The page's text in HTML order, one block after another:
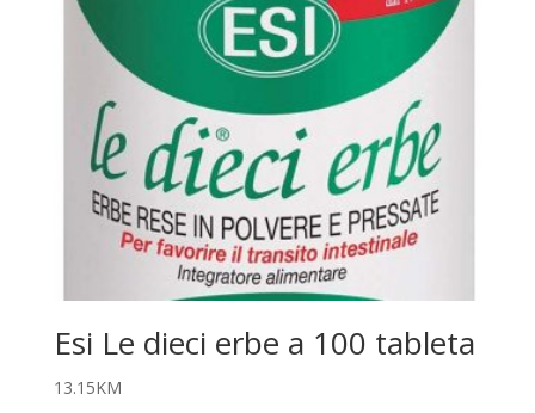
Esi Le dieci erbe a 100 tableta
13.15KM